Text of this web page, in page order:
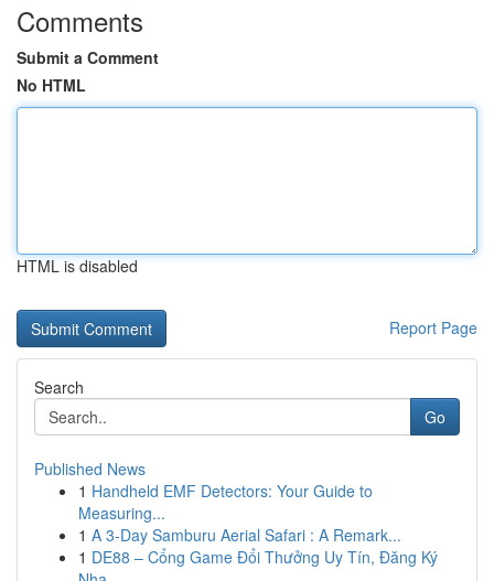
Comments
Submit a Comment
No HTML
HTML is disabled
Report Page
Search
Go
Published News
1 Handheld EMF Detectors: Your Guide to
Measuring...
1 A 3-Day Samburu Aerial Safari : A Remark...
1 DE88 – Cổng Game Đổi Thưởng Uy Tín, Đăng Ký